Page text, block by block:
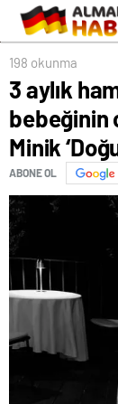
göründü…
198 okunma
3 aylık
bebeğinin
Minik
ABONE OL